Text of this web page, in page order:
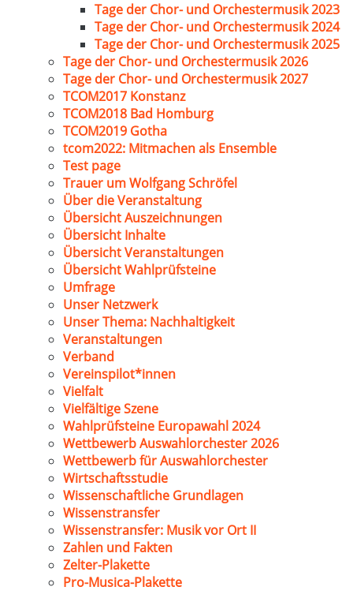
Tage der Chor- und Orchestermusik 2023
Tage der Chor- und Orchestermusik 2024
Tage der Chor- und Orchestermusik 2025
Tage der Chor- und Orchestermusik 2026
Tage der Chor- und Orchestermusik 2027
TCOM2017 Konstanz
TCOM2018 Bad Homburg
TCOM2019 Gotha
tcom2022: Mitmachen als Ensemble
Test page
Trauer um Wolfgang Schröfel
Über die Veranstaltung
Übersicht Auszeichnungen
Übersicht Inhalte
Übersicht Veranstaltungen
Übersicht Wahlprüfsteine
Umfrage
Unser Netzwerk
Unser Thema: Nachhaltigkeit
Veranstaltungen
Verband
Vereinspilot*innen
Vielfalt
Vielfältige Szene
Wahlprüfsteine Europawahl 2024
Wettbewerb Auswahlorchester 2026
Wettbewerb für Auswahlorchester
Wirtschaftsstudie
Wissenschaftliche Grundlagen
Wissenstransfer
Wissenstransfer: Musik vor Ort II
Zahlen und Fakten
Zelter-Plakette
Pro-Musica-Plakette